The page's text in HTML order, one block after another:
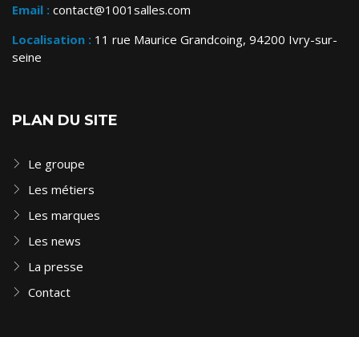
Email : contact@1001salles.com
Localisation : 11 rue Maurice Grandcoing, 94200 Ivry-sur-
seine
PLAN DU SITE
Le groupe
Les métiers
Les marques
Les news
La presse
Contact